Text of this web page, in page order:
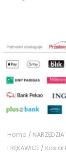
Home /
I RĘKAWICE /